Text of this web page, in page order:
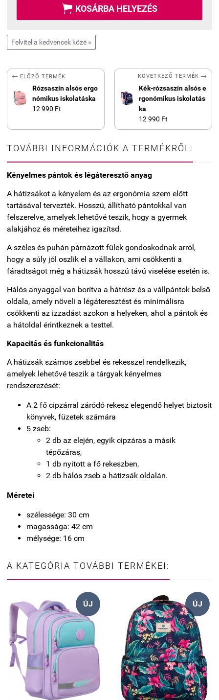
 KOSÁRBA HELYEZÉS
Felvitel a kedvencek közé »
 ELŐZŐ TERMÉK
Rózsaszín alsós ergo
nómikus iskolatáska
12 990 Ft
KÖVETKEZŐ TERMÉK 
Kék-rózsaszín alsós e
rgonómikus iskolatás
ka
12 990 Ft
TOVÁBBI INFORMÁCIÓK A TERMÉKRŐL:
Kényelmes pántok és légáteresztő anyag
A hátizsákot a kényelem és az ergonómia szem előtt
tartásával tervezték. Hosszú, állítható pántokkal van
felszerelve, amelyek lehetővé teszik, hogy a gyermek
alakjához és méreteihez igazítsd.
A széles és puhán párnázott fülek gondoskodnak arról,
hogy a súly jól oszlik el a vállakon, ami csökkenti a
fáradtságot még a hátizsák hosszú távú viselése esetén is.
Hálós anyaggal van borítva a hátrész és a vállpántok belső
oldala, amely növeli a légáteresztést és minimálisra
csökkenti az izzadást azokon a helyeken, ahol a pántok és
a hátoldal érintkeznek a testtel.
Kapacitás és funkcionalitás
A hátizsák számos zsebbel és rekesszel rendelkezik,
amelyek lehetővé teszik a tárgyak kényelmes
rendszerezését:
A 2 fő cipzárral záródó rekesz elegendő helyet biztosít
könyvek, füzetek számára
5 zseb:
2 db az elején, egyik cipzáras a másik
tépőzáras,
1 db nyitott a fő rekeszben,
2 db hálós zseb a hátizsák oldalán.
Méretei
szélessége: 30 cm
magassága: 42 cm
mélysége: 16 cm
A KATEGÓRIA TOVÁBBI TERMÉKEI:
ÚJ ÚJ